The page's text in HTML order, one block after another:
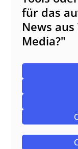
für das
News
Media?"